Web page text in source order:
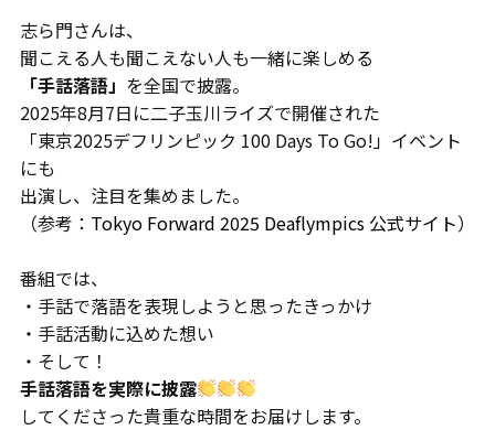
志ら門さんは、
聞こえる人も聞こえない人も一緒に楽しめる
「手話落語」 を全国で披露。
2025年8月7日に二子玉川ライズで開催された
「東京2025デフリンピック 100 Days To Go!」イベント
にも
出演し、注目を集めました。
（参考： Tokyo Forward 2025 Deaflympics 公式サイト）
番組では、
・手話で落語を表現しようと思ったきっかけ
・手話活動に込めた想い
・そして！
手話落語を実際に披露
してくださった貴重な時間をお届けします。